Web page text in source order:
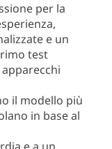
per la
e un
test
il modello più
in base al